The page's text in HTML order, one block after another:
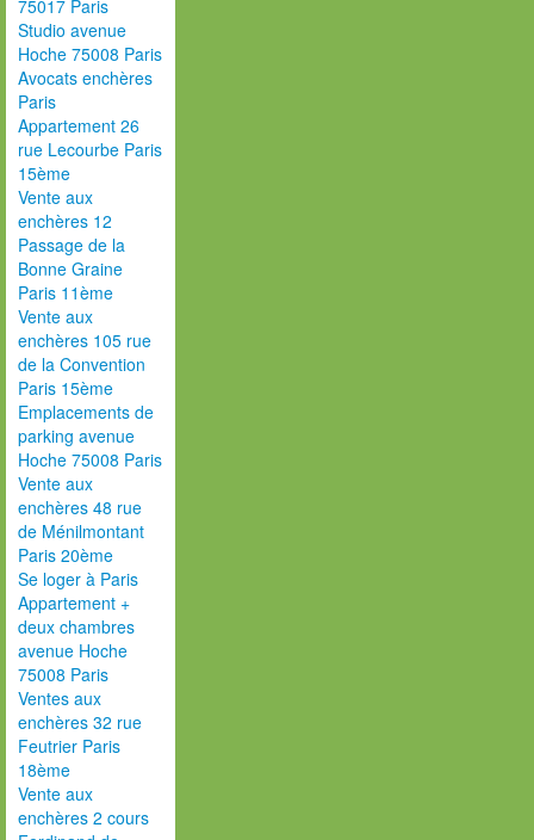
75017 Paris
Studio avenue
Hoche 75008 Paris
Avocats enchères
Paris
Appartement 26
rue Lecourbe Paris
15ème
Vente aux
enchères 12
Passage de la
Bonne Graine
Paris 11ème
Vente aux
enchères 105 rue
de la Convention
Paris 15ème
Emplacements de
parking avenue
Hoche 75008 Paris
Vente aux
enchères 48 rue
de Ménilmontant
Paris 20ème
Se loger à Paris
Appartement +
deux chambres
avenue Hoche
75008 Paris
Ventes aux
enchères 32 rue
Feutrier Paris
18ème
Vente aux
enchères 2 cours